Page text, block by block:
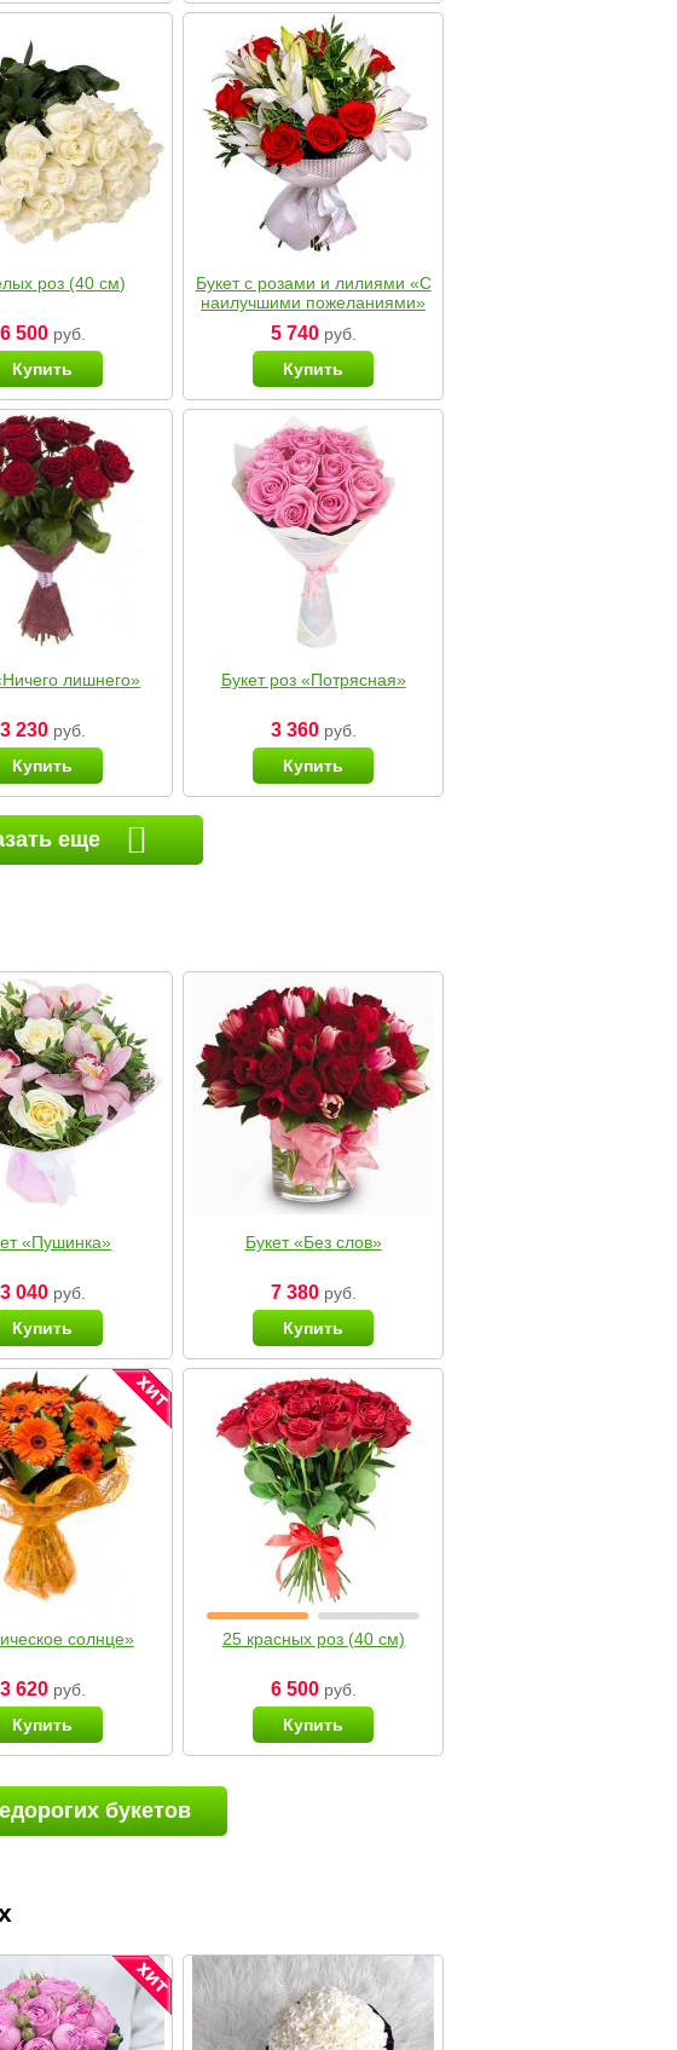
роз (40 см)
6 500руб.
Купить
Букет с розами и лилиями «С
наилучшими пожеланиями»
5 740руб.
Купить
лишнего»
3 230руб.
Купить
Букет роз «Потрясная»
3 360руб.
Купить
еще
«Пушинка»
3 040руб.
Купить
Букет «Без слов»
7 380руб.
Купить
солнце»
3 620руб.
Купить
25 красных роз (40 см)
6 500руб.
Купить
букетов